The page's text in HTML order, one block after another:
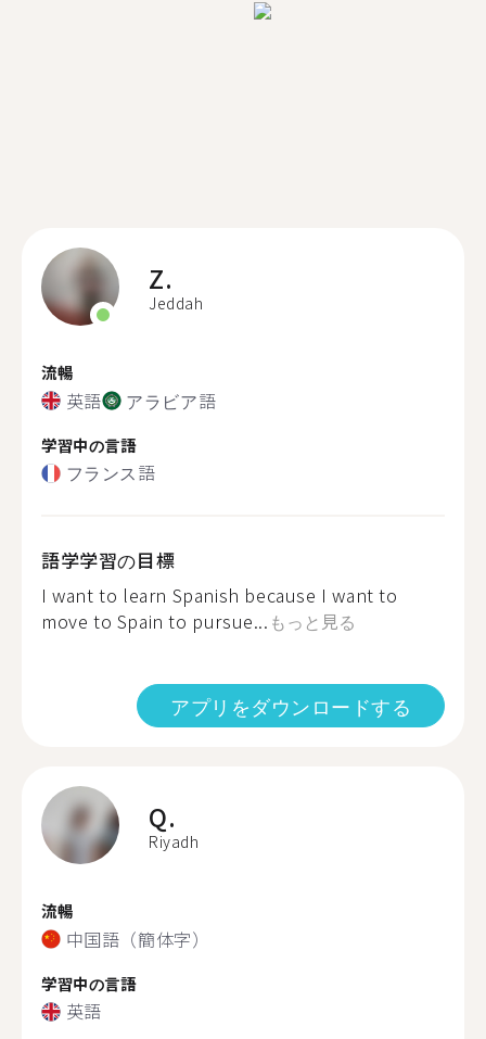
Z.
Jeddah
流暢
英語 アラビア語
学習中の言語
フランス語
語学学習の目標
I want to learn Spanish because I want to
move to Spain to pursue... もっと見る
アプリをダウンロードする
Q.
Riyadh
流暢
中国語（簡体字）
学習中の言語
英語